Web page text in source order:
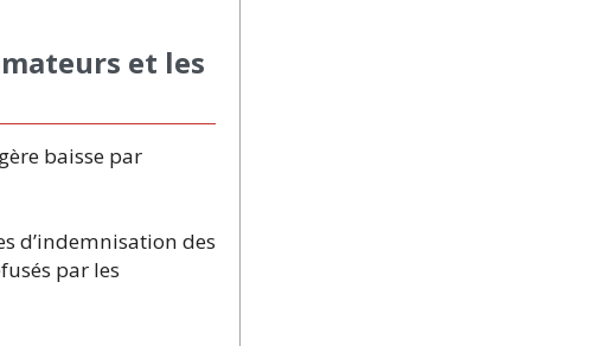
et les
baisse par
d’indemnisation des
par les